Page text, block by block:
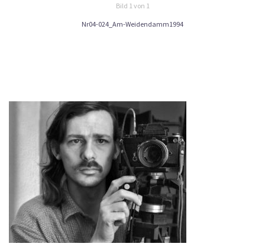
Bild 1 von 1
Nr04-024_Am-Weidendamm1994